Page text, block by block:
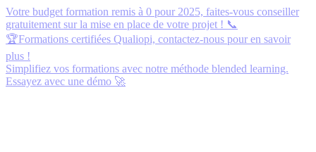
Votre budget formation remis à 0 pour 2025, faites-vous conseiller
gratuitement sur la mise en place de votre projet ! 📞
🏆Formations certifiées Qualiopi, contactez-nous pour en savoir
plus !
Simplifiez vos formations avec notre méthode blended learning.
Essayez avec une démo 🚀